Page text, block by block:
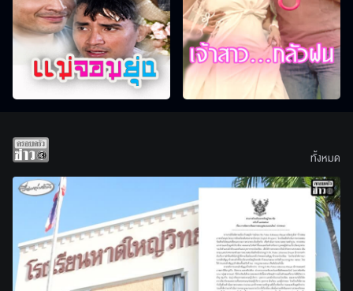
ทั้งหมด